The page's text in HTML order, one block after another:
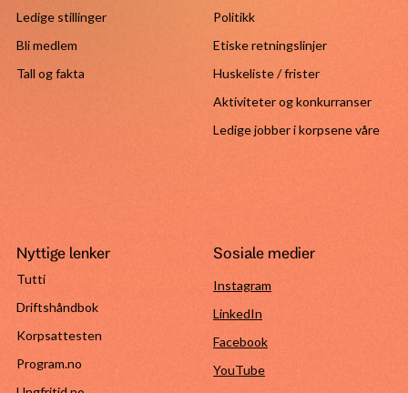
Ledige stillinger
Bli medlem
Tall og fakta
Politikk
Etiske retningslinjer
Huskeliste / frister
Aktiviteter og konkurranser
Ledige jobber i korpsene våre
Nyttige lenker
Tutti
Driftshåndbok
Korpsattesten
Program.no
Sosiale medier
Instagram
LinkedIn
Facebook
YouTube